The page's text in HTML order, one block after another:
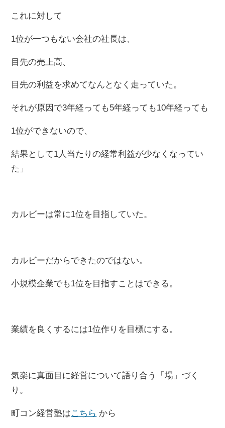
これに対して
1位が一つもない会社の社長は、
目先の売上高、
目先の利益を求めてなんとなく走っていた。
それが原因で3年経っても5年経っても10年経っても
1位ができないので、
結果として1人当たりの経常利益が少なくなってい
た」
カルビーは常に1位を目指していた。
カルビーだからできたのではない。
小規模企業でも1位を目指すことはできる。
業績を良くするには1位作りを目標にする。
気楽に真面目に経営について語り合う「場」づく
り。
町コン経営塾はこちら から